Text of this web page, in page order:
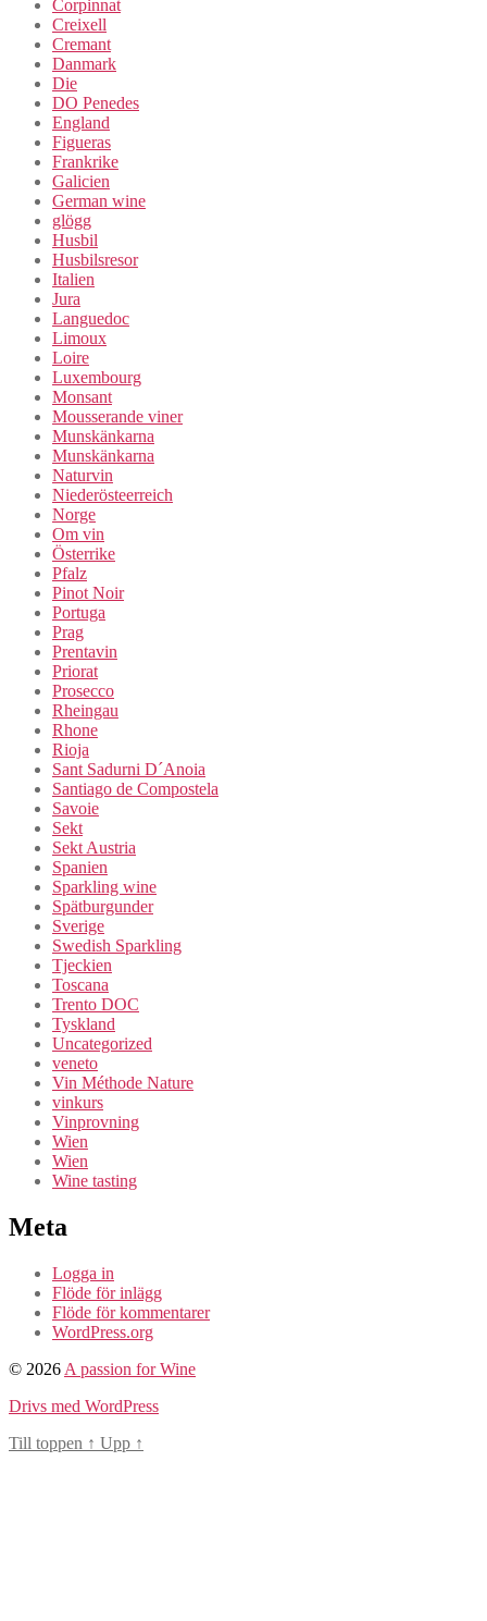
Corpinnat
Creixell
Cremant
Danmark
Die
DO Penedes
England
Figueras
Frankrike
Galicien
German wine
glögg
Husbil
Husbilsresor
Italien
Jura
Languedoc
Limoux
Loire
Luxembourg
Monsant
Mousserande viner
Munskänkarna
Munskänkarna
Naturvin
Niederösteerreich
Norge
Om vin
Österrike
Pfalz
Pinot Noir
Portuga
Prag
Prentavin
Priorat
Prosecco
Rheingau
Rhone
Rioja
Sant Sadurni D´Anoia
Santiago de Compostela
Savoie
Sekt
Sekt Austria
Spanien
Sparkling wine
Spätburgunder
Sverige
Swedish Sparkling
Tjeckien
Toscana
Trento DOC
Tyskland
Uncategorized
veneto
Vin Méthode Nature
vinkurs
Vinprovning
Wien
Wien
Wine tasting
Meta
Logga in
Flöde för inlägg
Flöde för kommentarer
WordPress.org
© 2026 A passion for Wine
Drivs med WordPress
Till toppen ↑ Upp ↑